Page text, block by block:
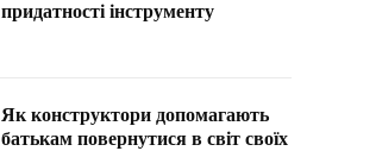
придатності інструменту
Як конструктори допомагають
батькам повернутися в світ своїх